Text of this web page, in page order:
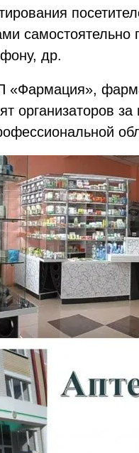
др.
«Фармация»,
организаторов